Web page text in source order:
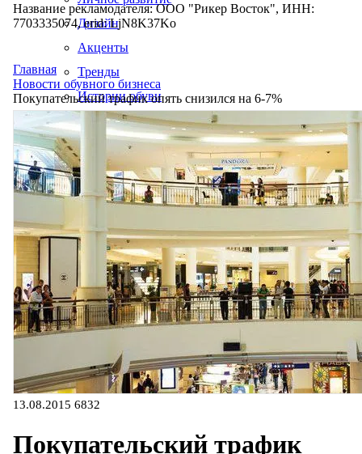
Дизайн
Акценты
Тренды
Истории обуви
Производство
Название рекламодателя: ООО "Рикер Восток", ИНН:
7703335074, erid: LjN8K37Ko
Главная
Новости обувного бизнеса
Покупательский трафик опять снизился на 6-7%
13.08.2015 6832
Покупательский трафик